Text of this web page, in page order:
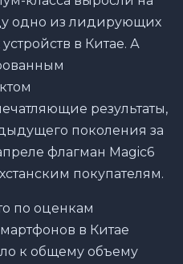
одно из лидирующих
в Китае. А
результаты,
поколения за
флагман Magic6
покупателям.
по оценкам
в Китае
к общему объему